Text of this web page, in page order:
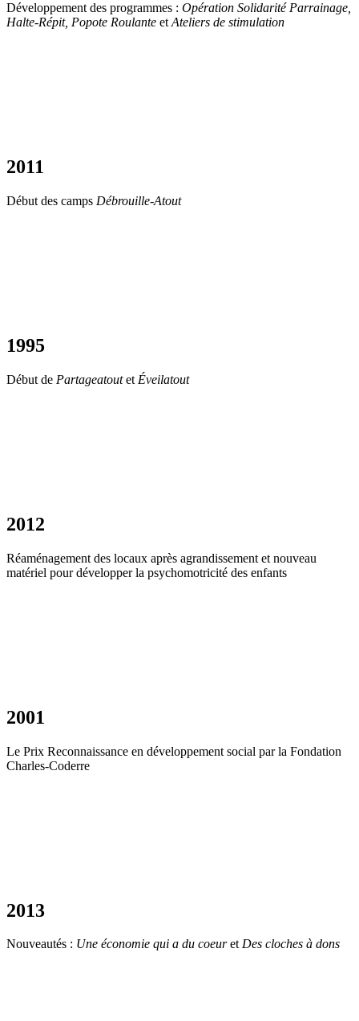
Développement des programmes : Opération Solidarité Parrainage,
Halte-Répit, Popote Roulante et Ateliers de stimulation
2011
Début des camps Débrouille-Atout
1995
Début de Partageatoutet Éveilatout
2012
Réaménagement des locaux après agrandissement et nouveau
matériel pour développer la psychomotricité des enfants
2001
Le Prix Reconnaissance en développement social par la Fondation
Charles-Coderre
2013
Nouveautés : Une économie qui a du coeuretDes cloches à dons